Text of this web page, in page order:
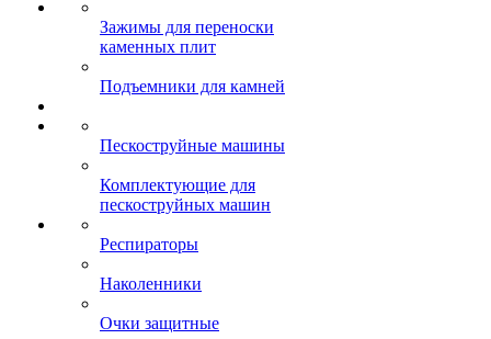
Зажимы для переноски
каменных плит
Подъемники для камней
Пескоструйные машины
Комплектующие для
пескоструйных машин
Респираторы
Наколенники
Очки защитные